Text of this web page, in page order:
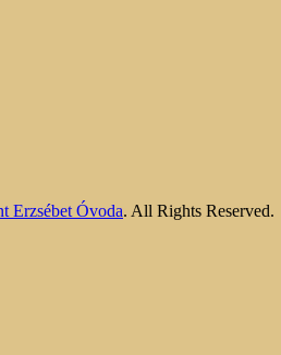
Erzsébet Óvoda. All Rights Reserved.